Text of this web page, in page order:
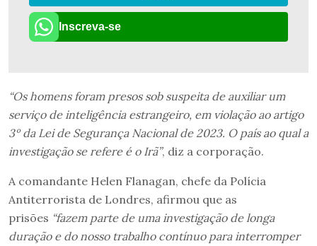
Inscreva-se
“Os homens foram presos sob suspeita de auxiliar um
serviço de inteligência estrangeiro, em violação ao artigo
3º da Lei de Segurança Nacional de 2023. O país ao qual a
investigação se refere é o Irã”, diz a corporação.
A comandante Helen Flanagan, chefe da Polícia
Antiterrorista de Londres, afirmou que as
prisões “fazem parte de uma investigação de longa
duração e do nosso trabalho contínuo para interromper